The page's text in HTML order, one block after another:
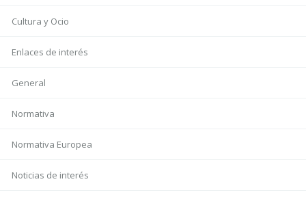
Cultura y Ocio
Enlaces de interés
General
Normativa
Normativa Europea
Noticias de interés